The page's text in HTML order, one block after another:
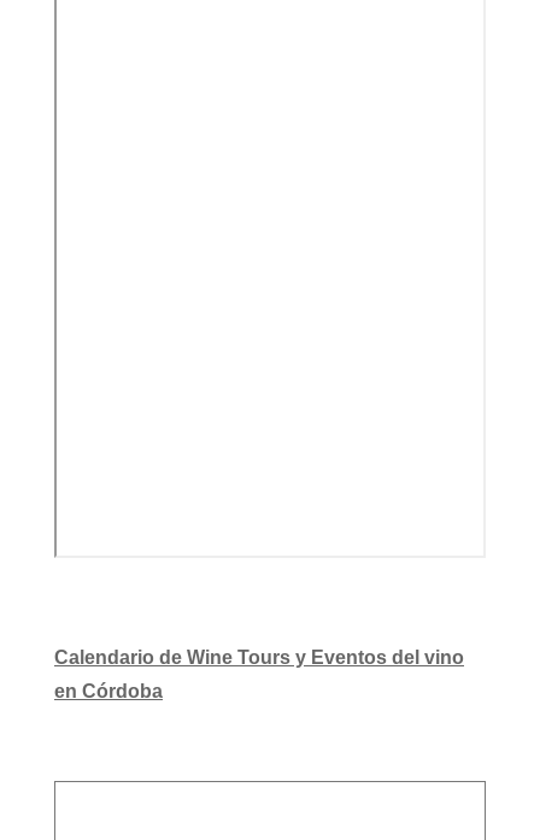
Calendario de Wine Tours y Eventos del vino
en Córdoba